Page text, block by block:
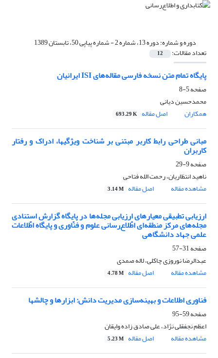
دوره و شماره:دوره 13، شماره 2 - شماره پیاپی 50، تابستان 1389
تعداد مقالات: 12
پایگاه تمام متن نسخه فارسی مقاله‌‌های ISI ایرانیان
صفحه5-8
محمدحسین دیانی
همکاران
اصل مقاله 693.29 K
مبانی طراحی رابط کاربر مبتنی بر شناخت ویژگیها، ادراک و رفتار
کاربران
صفحه9-29
ناهید انتظاریان، رحمت الله فتاحی
مشاهده مقاله
اصل مقاله 3.14 M
ارزیابی تطبیقی معیارهای ارزیابی مجله‌ها در پایگاه گزارش استنادی
مجله‌های مرکز منطقه‌ای اطّلاع‌رسانی علوم و فنّاوری و پایگاه اطّلاعات
علمی جهاد دانشگاهی
صفحه31-57
عبدالرضا نوروزی چاکلی، لاله صمدی
مشاهده مقاله
اصل مقاله 4.78 M
فناوری اطلاعات و بهینه‌سازی مدیریت دانش: ابزارها و چالشها
صفحه59-95
اعظم نجفقلی نژاد، علی صادق زاده وایقان
مشاهده مقاله
اصل مقاله 5.23 M